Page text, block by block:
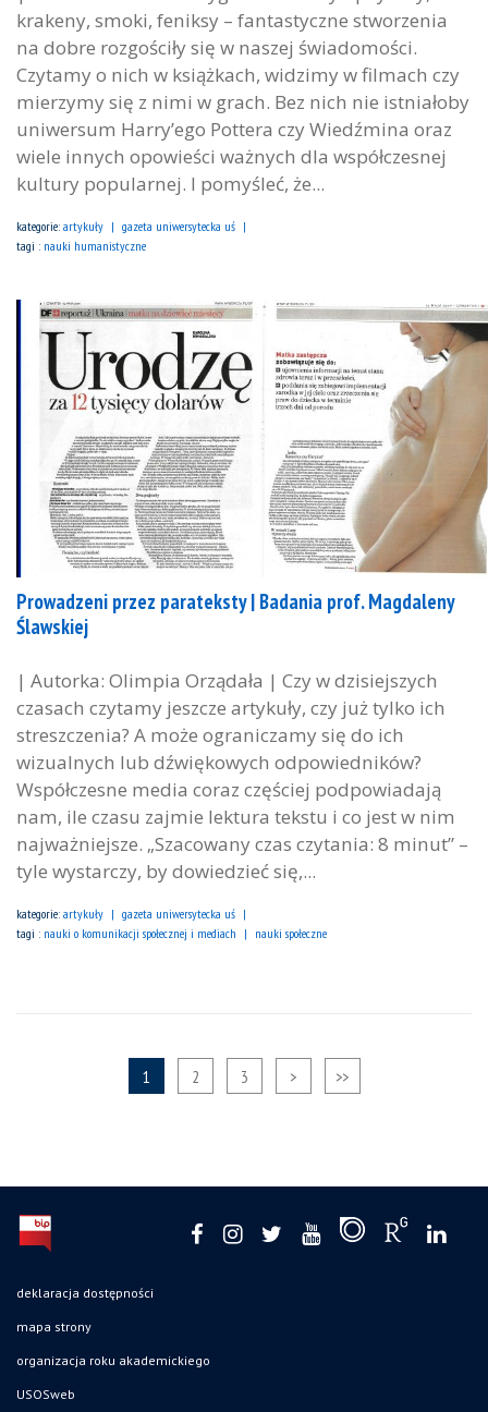
krakeny, smoki, feniksy – fantastyczne stworzenia
na dobre rozgościły się w naszej świadomości.
Czytamy o nich w książkach, widzimy w filmach czy
mierzymy się z nimi w grach. Bez nich nie istniałoby
uniwersum Harry’ego Pottera czy Wiedźmina oraz
wiele innych opowieści ważnych dla współczesnej
kultury popularnej. I pomyśleć, że...
kategorie: artykuły
gazeta uniwersytecka uś
tagi : nauki humanistyczne
Prowadzeni przez parateksty | Badania prof. Magdaleny
Ślawskiej
| Autorka: Olimpia Orządała | Czy w dzisiejszych
czasach czytamy jeszcze artykuły, czy już tylko ich
streszczenia? A może ograniczamy się do ich
wizualnych lub dźwiękowych odpowiedników?
Współczesne media coraz częściej podpowiadają
nam, ile czasu zajmie lektura tekstu i co jest w nim
najważniejsze. „Szacowany czas czytania: 8 minut” –
tyle wystarczy, by dowiedzieć się,...
kategorie: artykuły
gazeta uniwersytecka uś
tagi : nauki o komunikacji społecznej i mediach nauki społeczne
1 2 3 > >>
deklaracja dostępności
mapa strony
organizacja roku akademickiego
USOSweb